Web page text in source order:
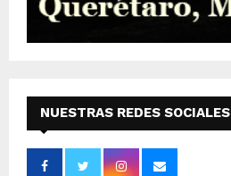
NUESTRAS REDES SOCIALES